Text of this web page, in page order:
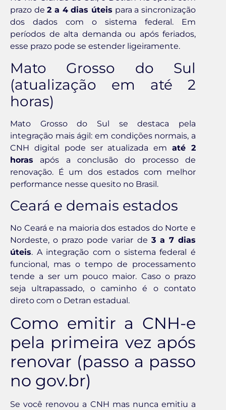
prazo de2 a 4 dias úteis para a sincronização
dos dados com o sistema federal. Em
períodos de alta demanda ou após feriados,
esse prazo pode se estender ligeiramente.
Mato Grosso do Sul
(atualização em até 2
horas)
Mato Grosso do Sul se destaca pela
integração mais ágil: em condições normais, a
CNH digital pode ser atualizada ematé 2
horas após a conclusão do processo de
renovação. É um dos estados com melhor
performance nesse quesito no Brasil.
Ceará e demais estados
No Ceará e na maioria dos estados do Norte e
Nordeste, o prazo pode variar de 3 a 7 dias
úteis. A integração com o sistema federal é
funcional, mas o tempo de processamento
tende a ser um pouco maior. Caso o prazo
seja ultrapassado, o caminho é o contato
direto com o Detran estadual.
Como emitir a CNH-e
pela primeira vez após
renovar (passo a passo
no gov.br)
Se você renovou a CNH mas nunca emitiu a